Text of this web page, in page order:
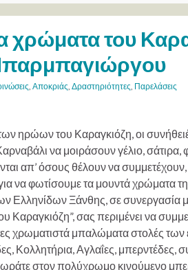
χρώματα του
, Αποκριάς, Δραστηριότητες, Παρελάσεις
ηρώων του Καραγκιόζη, οι
να μοιράσουν γέλιο, σάτιρα,
απ’ όσους θέλουν να
να φωτίσουμε τα μουντά χρώματα
Ελληνίδων Ξάνθης, σε συνεργασία
Καραγκιόζη”, σας περιμένει να
χρωματιστά μπαλώματα στολές
Κολλητήρια, Αγλαΐες, μπερντέδες,
στον πολύχρωμο κινούμενο